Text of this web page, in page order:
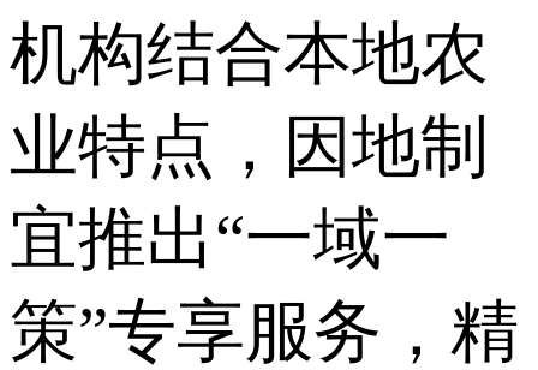
机构结合本地农
业特点，因地制
宜推出“一域一
策”专享服务，精